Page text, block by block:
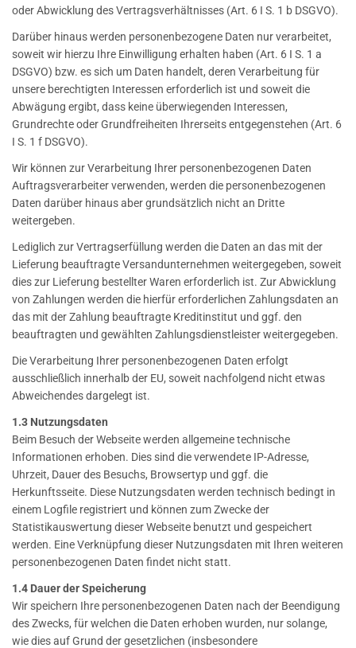
oder Abwicklung des Vertragsverhältnisses (Art. 6 I S. 1 b DSGVO).
Darüber hinaus werden personenbezogene Daten nur verarbeitet,
soweit wir hierzu Ihre Einwilligung erhalten haben (Art. 6 I S. 1 a
DSGVO) bzw. es sich um Daten handelt, deren Verarbeitung für
unsere berechtigten Interessen erforderlich ist und soweit die
Abwägung ergibt, dass keine überwiegenden Interessen,
Grundrechte oder Grundfreiheiten Ihrerseits entgegenstehen (Art. 6
I S. 1 f DSGVO).
Wir können zur Verarbeitung Ihrer personenbezogenen Daten
Auftragsverarbeiter verwenden, werden die personenbezogenen
Daten darüber hinaus aber grundsätzlich nicht an Dritte
weitergeben.
Lediglich zur Vertragserfüllung werden die Daten an das mit der
Lieferung beauftragte Versandunternehmen weitergegeben, soweit
dies zur Lieferung bestellter Waren erforderlich ist. Zur Abwicklung
von Zahlungen werden die hierfür erforderlichen Zahlungsdaten an
das mit der Zahlung beauftragte Kreditinstitut und ggf. den
beauftragten und gewählten Zahlungsdienstleister weitergegeben.
Die Verarbeitung Ihrer personenbezogenen Daten erfolgt
ausschließlich innerhalb der EU, soweit nachfolgend nicht etwas
Abweichendes dargelegt ist.
1.3 Nutzungsdaten
Beim Besuch der Webseite werden allgemeine technische
Informationen erhoben. Dies sind die verwendete IP-Adresse,
Uhrzeit, Dauer des Besuchs, Browsertyp und ggf. die
Herkunftsseite. Diese Nutzungsdaten werden technisch bedingt in
einem Logfile registriert und können zum Zwecke der
Statistikauswertung dieser Webseite benutzt und gespeichert
werden. Eine Verknüpfung dieser Nutzungsdaten mit Ihren weiteren
personenbezogenen Daten findet nicht statt.
1.4 Dauer der Speicherung
Wir speichern Ihre personenbezogenen Daten nach der Beendigung
des Zwecks, für welchen die Daten erhoben wurden, nur solange,
wie dies auf Grund der gesetzlichen (insbesondere